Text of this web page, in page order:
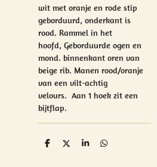
wit met oranje en rode stip
geborduurd, onderkant is
rood. Rammel in het
hoofd, Geborduurde ogen en
mond. binnenkant oren van
beige rib. Manen rood/oranje
van een vilt-achtig
velours. Aan 1 hoek zit een
bijtflap.
D
D
S
D